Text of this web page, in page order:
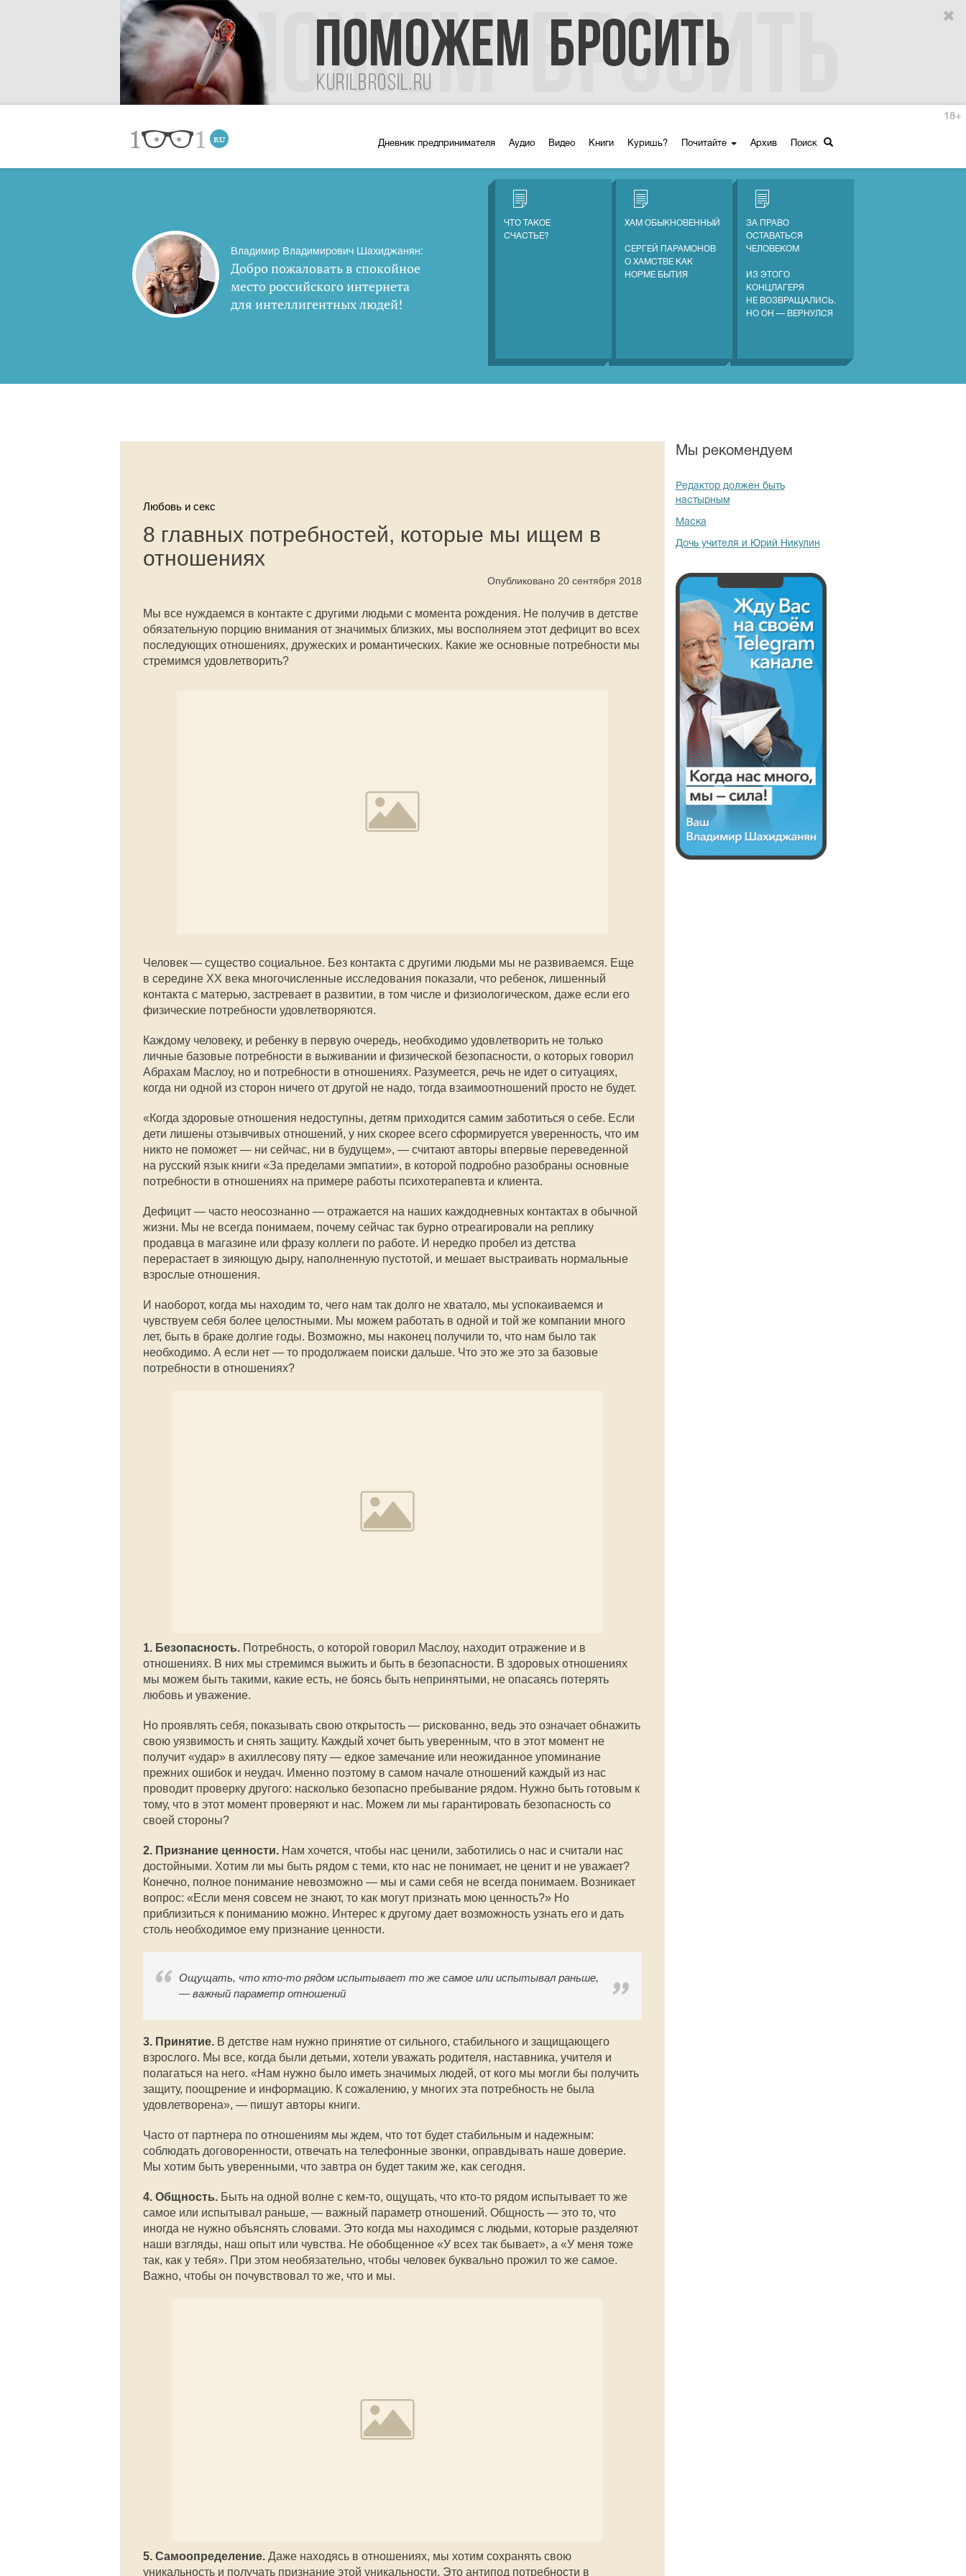
Дневник предпринимателя Аудио Видео Книги Куришь? Почитайте Архив Поиск
18+
Владимир Владимирович Шахиджанян:
Добро пожаловать в спокойное
место российского интернета
для интеллигентных людей!
ЧТО ТАКОЕ
СЧАСТЬЕ?
ХАМ ОБЫКНОВЕННЫЙ
СЕРГЕЙ ПАРАМОНОВ
О ХАМСТВЕ КАК
НОРМЕ БЫТИЯ
ЗА ПРАВО
ОСТАВАТЬСЯ
ЧЕЛОВЕКОМ
ИЗ ЭТОГО
КОНЦЛАГЕРЯ
НЕ ВОЗВРАЩАЛИСЬ.
НО ОН — ВЕРНУЛСЯ
Любовь и секс
8 главных потребностей, которые мы ищем в
отношениях
Опубликовано 20 сентября 2018
Мы все нуждаемся в контакте с другими людьми с момента рождения. Не получив в детстве
обязательную порцию внимания от значимых близких, мы восполняем этот дефицит во всех
последующих отношениях, дружеских и романтических. Какие же основные потребности мы
стремимся удовлетворить?
Человек — существо социальное. Без контакта с другими людьми мы не развиваемся. Еще
в середине XX века многочисленные исследования показали, что ребенок, лишенный
контакта с матерью, застревает в развитии, в том числе и физиологическом, даже если его
физические потребности удовлетворяются.
Каждому человеку, и ребенку в первую очередь, необходимо удовлетворить не только
личные базовые потребности в выживании и физической безопасности, о которых говорил
Абрахам Маслоу, но и потребности в отношениях. Разумеется, речь не идет о ситуациях,
когда ни одной из сторон ничего от другой не надо, тогда взаимоотношений просто не будет.
«Когда здоровые отношения недоступны, детям приходится самим заботиться о себе. Если
дети лишены отзывчивых отношений, у них скорее всего сформируется уверенность, что им
никто не поможет — ни сейчас, ни в будущем», — считают авторы впервые переведенной
на русский язык книги «За пределами эмпатии», в которой подробно разобраны основные
потребности в отношениях на примере работы психотерапевта и клиента.
Дефицит — часто неосознанно — отражается на наших каждодневных контактах в обычной
жизни. Мы не всегда понимаем, почему сейчас так бурно отреагировали на реплику
продавца в магазине или фразу коллеги по работе. И нередко пробел из детства
перерастает в зияющую дыру, наполненную пустотой, и мешает выстраивать нормальные
взрослые отношения.
И наоборот, когда мы находим то, чего нам так долго не хватало, мы успокаиваемся и
чувствуем себя более целостными. Мы можем работать в одной и той же компании много
лет, быть в браке долгие годы. Возможно, мы наконец получили то, что нам было так
необходимо. А если нет — то продолжаем поиски дальше. Что это же это за базовые
потребности в отношениях?
1. Безопасность. Потребность, о которой говорил Маслоу, находит отражение и в
отношениях. В них мы стремимся выжить и быть в безопасности. В здоровых отношениях
мы можем быть такими, какие есть, не боясь быть непринятыми, не опасаясь потерять
любовь и уважение.
Но проявлять себя, показывать свою открытость — рискованно, ведь это означает обнажить
свою уязвимость и снять защиту. Каждый хочет быть уверенным, что в этот момент не
получит «удар» в ахиллесову пяту — едкое замечание или неожиданное упоминание
прежних ошибок и неудач. Именно поэтому в самом начале отношений каждый из нас
проводит проверку другого: насколько безопасно пребывание рядом. Нужно быть готовым к
тому, что в этот момент проверяют и нас. Можем ли мы гарантировать безопасность со
своей стороны?
2. Признание ценности. Нам хочется, чтобы нас ценили, заботились о нас и считали нас
достойными. Хотим ли мы быть рядом с теми, кто нас не понимает, не ценит и не уважает?
Конечно, полное понимание невозможно — мы и сами себя не всегда понимаем. Возникает
вопрос: «Если меня совсем не знают, то как могут признать мою ценность?» Но
приблизиться к пониманию можно. Интерес к другому дает возможность узнать его и дать
столь необходимое ему признание ценности.
Ощущать, что кто-то рядом испытывает то же самое или испытывал раньше,
— важный параметр отношений
3. Принятие. В детстве нам нужно принятие от сильного, стабильного и защищающего
взрослого. Мы все, когда были детьми, хотели уважать родителя, наставника, учителя и
полагаться на него. «Нам нужно было иметь значимых людей, от кого мы могли бы получить
защиту, поощрение и информацию. К сожалению, у многих эта потребность не была
удовлетворена», — пишут авторы книги.
Часто от партнера по отношениям мы ждем, что тот будет стабильным и надежным:
соблюдать договоренности, отвечать на телефонные звонки, оправдывать наше доверие.
Мы хотим быть уверенными, что завтра он будет таким же, как сегодня.
4. Общность. Быть на одной волне с кем-то, ощущать, что кто-то рядом испытывает то же
самое или испытывал раньше, — важный параметр отношений. Общность — это то, что
иногда не нужно объяснять словами. Это когда мы находимся с людьми, которые разделяют
наши взгляды, наш опыт или чувства. Не обобщенное «У всех так бывает», а «У меня тоже
так, как у тебя». При этом необязательно, чтобы человек буквально прожил то же самое.
Важно, чтобы он почувствовал то же, что и мы.
5. Самоопределение. Даже находясь в отношениях, мы хотим сохранять свою
уникальность и получать признание этой уникальности. Это антипод потребности в
Мы рекомендуем
Редактор должен быть
настырным
Маска
Дочь учителя и Юрий Никулин